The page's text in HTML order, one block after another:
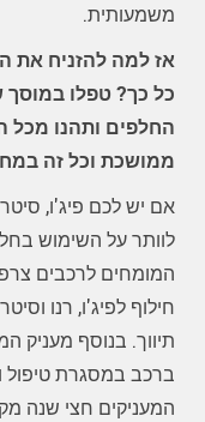
משמעותית.
אז למה להזניח את
כל כך? טפלו במוסך
החלפים ותהנו מכל
ממושכת וכל זה
אם יש לכם פיג'ו,
לוותר על השימוש
המומחים לרכבים
חילוף לפיג'ו, רנו
תיווך. בנוסף מעניק
ברכב במסגרת טיפול
המעניקים חצי שנה